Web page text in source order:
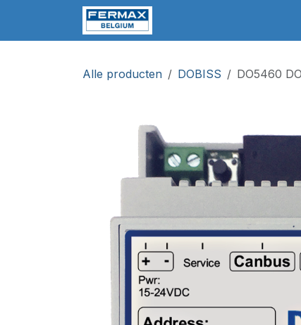
Overslaan naar inhoud
Alle producten DOBISS DO5460